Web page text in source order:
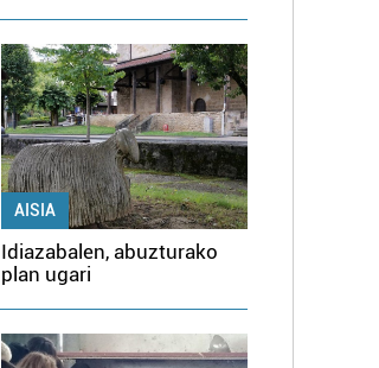
AISIA
Idiazabalen, abuzturako
plan ugari